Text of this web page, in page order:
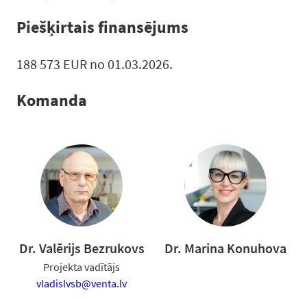
Piešķirtais finansējums
188 573 EUR no 01.03.2026.
Komanda
Dr. Valērijs Bezrukovs
Projekta vadītājs
vladislvsb@venta.lv
Dr. Marina Konuhova